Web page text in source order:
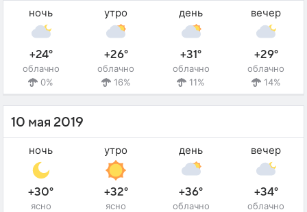
ночь
+24°
облачно
0%
утро
+26°
облачно
16%
день
+31°
облачно
11%
вечер
+29°
облачно
14%
10 мая 2019
ночь
+30°
ясно
утро
+32°
ясно
день
+36°
облачно
вечер
+34°
облачно